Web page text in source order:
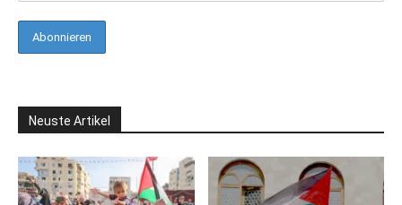
Neuste Artikel